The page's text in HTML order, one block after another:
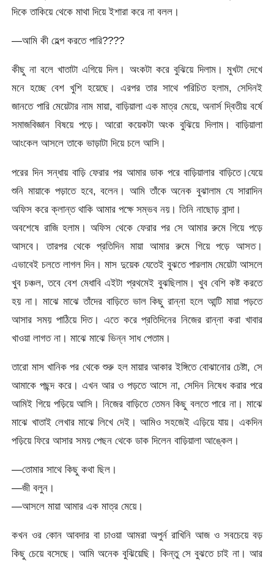
দিকে তাকিয়ে থেকে মাথা দিয়ে ইশারা করে না বলল।
—আমি কী হেল্প করতে পারি????
কীছু না বলে খাতাটা এগিয়ে দিল। অংকটা করে বুঝিয়ে দিলাম। মুখটা দেখে
মনে হচ্ছে বেশ খুশি হয়েছে। এরপর তার সাথে পরিচিত হলাম, সেদিনই
জানতে পারি মেয়েটার নাম মায়া, বাড়িয়ালা এক মাত্র মেয়ে, অনার্স দ্বিতীয় বর্ষে
সমাজবিজ্ঞান বিষয়ে পড়ে। আরো কয়েকটা অংক বুঝিয়ে দিলাম। বাড়িয়ালা
আংকেল আসলে তাকে ভাড়াটা দিয়ে চলে আসি।
পরের দিন সন্ধায় বাড়ি ফেরার পর আমার ডাক পরে বাড়িয়ালার বাড়িতে।যেয়ে
শুনি মায়াকে পড়াতে হবে, বলেন। আমি তাঁকে অনেক বুঝালাম যে সারাদিন
অফিস করে ক্লান্ত থাকি আমার পক্ষে সম্ভব নয়। তিনি নাছোড় বান্দা।
অবশেষে রাজি হলাম। অফিস থেকে ফেরার পর সে আমার রুমে গিয়ে পড়ে
আসবে। তারপর থেকে প্রতিদিন মায়া আমার রুমে গিয়ে পড়ে আসত।
এভাবেই চলতে লাগল দিন। মাস দুয়েক যেতেই বুঝতে পারলাম মেয়েটা আসলে
খুব চঞ্চল, তবে বেশ মেধাবি এইটা প্রথমেই বুঝছিলাম। খুব বেশি কষ্ট করতে
হয় না। মাঝে মাঝে তাঁদের বাড়িতে ভাল কিছু রান্না হলে আন্টি মায়া পড়তে
আসার সময় পাঠিয়ে দিত। এতে করে প্রতিদিনের নিজের রান্না করা খাবার
খাওয়া লাগত না। মাঝে মাঝে ভিন্ন সাধ পেতাম।
তারো মাস খানিক পর থেকে শুরু হল মায়ার আকার ইঙ্গিতে বোঝানোর চেষ্টা, সে
আমাকে পছন্দ করে। এখন আর ও পড়তে আসে না, সেদিন নিষেধ করার পরে
আমিই গিয়ে পড়িয়ে আসি। নিজের বাড়িতে তেমন কিছু বলতে পারে না। মাঝে
মাঝে খাতাই লেখার মাঝে লিখে দেই। আমিও সহজেই এড়িয়ে যায়। একদিন
পড়িয়ে ফিরে আসার সময় পেছন থেকে ডাক দিলেন বাড়িয়ালা আঙ্কেল।
—তোমার সাথে কিছু কথা ছিল।
—জী বলুন।
—আসলে মায়া আমার এক মাত্র মেয়ে।
কখন ওর কোন আবদার বা চাওয়া আমরা অপুর্ন রাখিনি আজ ও সবচেয়ে বড়
কিছু চেয়ে বসেছে। আমি অনেক বুঝিয়েছি। কিন্তু সে বুঝতে চাই না। আর